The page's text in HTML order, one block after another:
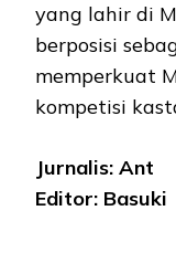
yang lahir di
berposisi
memperkuat
kompetisi
Jurnalis: Ant
Editor: Basuki